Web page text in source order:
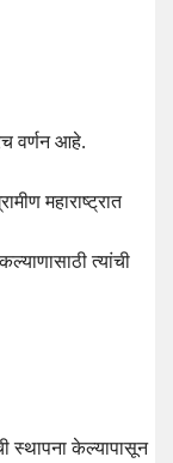
वर्णन आहे.
महाराष्ट्रात
त्यांची
स्थापना केल्यापासून